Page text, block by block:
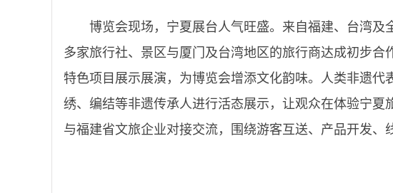
博览会现场，宁夏展台人气旺盛。来自福建、台湾
多家旅行社、景区与厦门及台湾地区的旅行商达成初步
特色项目展示展演，为博览会增添文化韵味。人类非遗代
绣、编结等非遗传承人进行活态展示，让观众在体验宁
与福建省文旅企业对接交流，围绕游客互送、产品开发、